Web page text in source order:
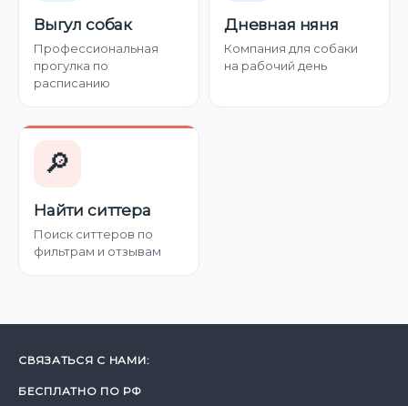
Выгул собак
Профессиональная
прогулка по
расписанию
Дневная няня
Компания для собаки
на рабочий день
🔎
Найти ситтера
Поиск ситтеров по
фильтрам и отзывам
СВЯЗАТЬСЯ С НАМИ:
БЕСПЛАТНО ПО РФ